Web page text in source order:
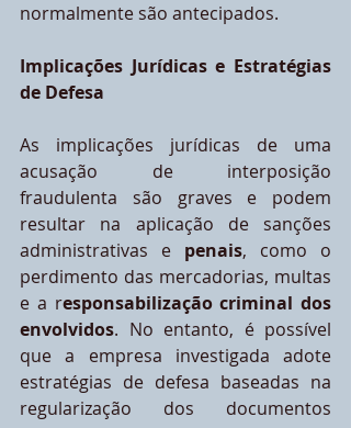
normalmente são antecipados.
Implicações Jurídicas e Estratégias
de Defesa
As implicações jurídicas de uma
acusação de interposição
fraudulenta são graves e podem
resultar na aplicação de sanções
administrativas e penais, como o
perdimento das mercadorias, multas
e a responsabilização criminal dos
envolvidos. No entanto, é possível
que a empresa investigada adote
estratégias de defesa baseadas na
regularização dos documentos